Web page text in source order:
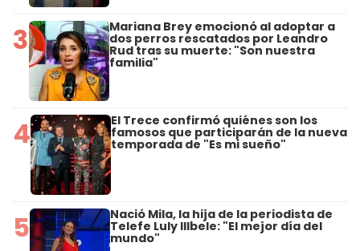
3 Mariana Brey emocionó al adoptar a
dos perros rescatados por Leandro
Rud tras su muerte: "Son nuestra
familia"
4 El Trece confirmó quiénes son los
famosos que participarán de la nueva
temporada de "Es mi sueño"
5 Nació Mila, la hija de la periodista de
Telefe Luly Illbele: "El mejor día del
mundo"